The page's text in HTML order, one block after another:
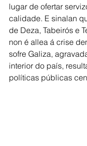
lugar de ofertar
calidade. E sinalan
de Deza, Tabeirós e
non é allea á crise
sofre Galiza,
interior do país,
políticas públicas